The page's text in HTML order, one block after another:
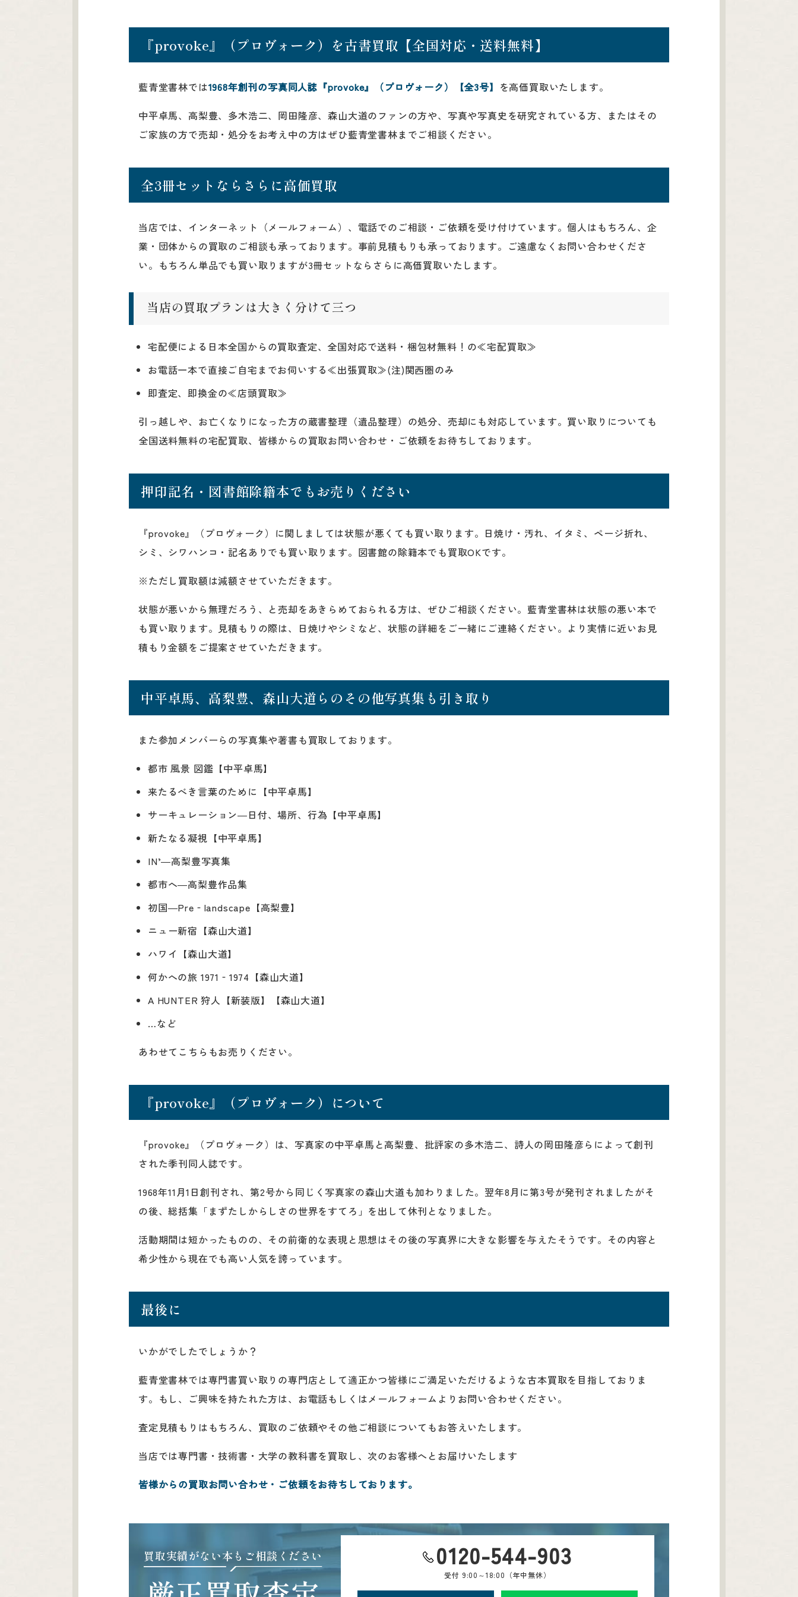
『provoke』（プロヴォーク）を古書買取【全国対応・送料無料】
藍青堂書林では1968年創刊の写真同人誌『provoke』（プロヴォーク）【全3号】 を高価買取いたします。
中平卓馬、高梨豊、多木浩二、岡田隆彦、森山大道のファンの方や、写真や写真史を研究されている方、またはその
ご家族の方で売却・処分をお考え中の方はぜひ藍青堂書林までご相談ください。
全3冊セットならさらに高価買取
当店では、インターネット（メールフォーム）、電話でのご相談・ご依頼を受け付けています。個人はもちろん、企
業・団体からの買取のご相談も承っております。事前見積もりも承っております。ご遠慮なくお問い合わせくださ
い。もちろん単品でも買い取りますが3冊セットならさらに高価買取いたします。
当店の買取プランは大きく分けて三つ
宅配便による日本全国からの買取査定、全国対応で送料・梱包材無料！の≪宅配買取≫
お電話一本で直接ご自宅までお伺いする≪出張買取≫(注)関西圏のみ
即査定、即換金の≪店頭買取≫
引っ越しや、お亡くなりになった方の蔵書整理（遺品整理）の処分、売却にも対応しています。買い取りについても
全国送料無料の宅配買取、皆様からの買取お問い合わせ・ご依頼をお待ちしております。
押印記名・図書館除籍本でもお売りください
『provoke』（プロヴォーク）に関しましては状態が悪くても買い取ります。日焼け・汚れ、イタミ、ページ折れ、
シミ、シワハンコ・記名ありでも買い取ります。図書館の除籍本でも買取OKです。
※ただし買取額は減額させていただきます。
状態が悪いから無理だろう、と売却をあきらめておられる方は、ぜひご相談ください。藍青堂書林は状態の悪い本で
も買い取ります。見積もりの際は、日焼けやシミなど、状態の詳細をご一緒にご連絡ください。より実情に近いお見
積もり金額をご提案させていただきます。
中平卓馬、高梨豊、森山大道らのその他写真集も引き取り
また参加メンバーらの写真集や著書も買取しております。
都市 風景 図鑑【中平卓馬】
来たるべき言葉のために【中平卓馬】
サーキュレーション―日付、場所、行為【中平卓馬】
新たなる凝視【中平卓馬】
IN’―高梨豊写真集
都市へ―高梨豊作品集
初国―Pre‐landscape【高梨豊】
ニュー新宿【森山大道】
ハワイ【森山大道】
何かへの旅 1971‐1974【森山大道】
A HUNTER 狩人【新装版】【森山大道】
…など
あわせてこちらもお売りください。
『provoke』（プロヴォーク）について
『provoke』（プロヴォーク）は、写真家の中平卓馬と高梨豊、批評家の多木浩二、詩人の岡田隆彦らによって創刊
された季刊同人誌です。
1968年11月1日創刊され、第2号から同じく写真家の森山大道も加わりました。翌年8月に第3号が発刊されましたがそ
の後、総括集「まずたしからしさの世界をすてろ」を出して休刊となりました。
活動期間は短かったものの、その前衛的な表現と思想はその後の写真界に大きな影響を与えたそうです。その内容と
希少性から現在でも高い人気を誇っています。
最後に
いかがでしたでしょうか？
藍青堂書林では専門書買い取りの専門店として適正かつ皆様にご満足いただけるような古本買取を目指しておりま
す。もし、ご興味を持たれた方は、お電話もしくはメールフォームよりお問い合わせください。
査定見積もりはもちろん、買取のご依頼やその他ご相談についてもお答えいたします。
当店では専門書・技術書・大学の教科書を買取し、次のお客様へとお届けいたします
皆様からの買取お問い合わせ・ご依頼をお待ちしております。
買取実績がない本もご相談ください 0120-544-903
受付 9:00～18:00（年中無休）